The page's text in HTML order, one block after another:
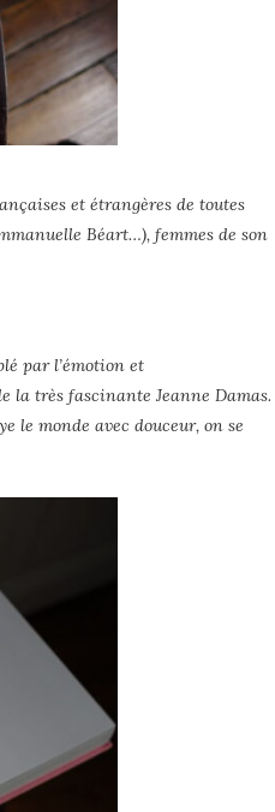
et étrangères de toutes
Béart…), femmes de son
par l’émotion et
la très fascinante Jeanne Damas.
le monde avec douceur, on se